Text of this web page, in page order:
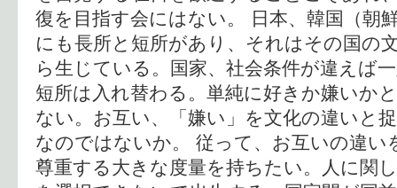
復を目指す会にはない。 日本、韓国（朝
にも長所と短所があり、それはその国の
ら生じている。国家、社会条件が違えば
短所は入れ替わる。単純に好きか嫌いか
ない。お互い、「嫌い」を文化の違いと
なのではないか。 従って、お互いの違
尊重する大きな度量を持ちたい。人に関